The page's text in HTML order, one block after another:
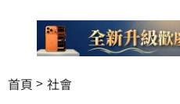
首頁 社會